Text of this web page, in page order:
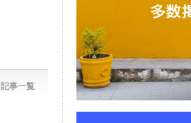
記事一覧